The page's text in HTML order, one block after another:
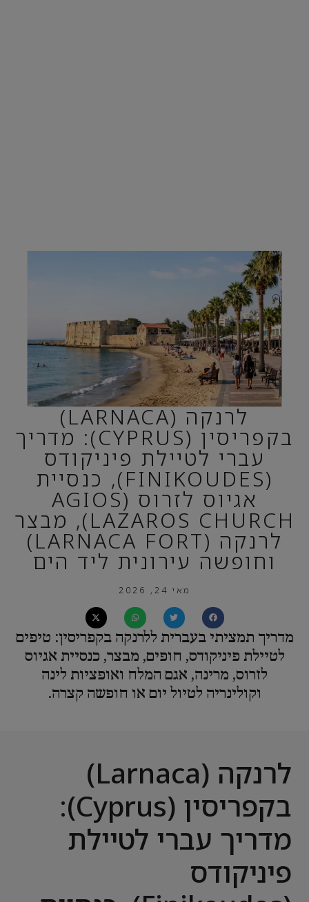
לרנקה (LARNACA)
בקפריסין (CYPRUS): מדריך
עברי לטיילת פיניקודס
(FINIKOUDES), כנסיית
אגיוס לזרוס (AGIOS
LAZAROS CHURCH), מבצר
לרנקה (LARNACA FORT)
וחופשה עירונית ליד הים
מאי 24, 2026
מדריך תמציתי בעברית ללרנקה בקפריסין: טיפים
לטיילת פיניקודס, חופים, מבצר, כנסיית אגיוס
לזרוס, מרינה, אגם המלח ואופציות לינה
וקולינריה לטיול יום או חופשה קצרה.
לרנקה (Larnaca)
בקפריסין (Cyprus):
מדריך עברי לטיילת
פיניקודס